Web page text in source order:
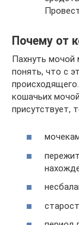
Почему от
Пахнуть
понять, что с
кошачьих
присутствует,